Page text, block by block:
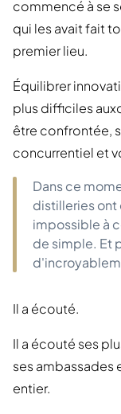
commencé à se
qui les avait fait
premier lieu.
Équilibrer
plus difficiles
être confrontée,
concurrentiel et
Dans ce
distilleries ont
impossible à
de simple. Et
Il a écouté.
Il a écouté ses
ses ambassades
entier.